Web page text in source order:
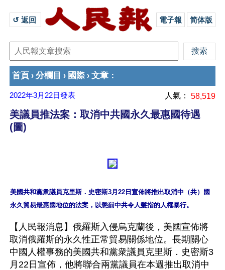
↺ 返回 電子報 简体版
首頁 › 分欄目 › 國際› 文章 ：
2022年3月22日發表 人氣： 58,519
美議員推法案：取消中共國永久最惠國待遇
(圖)
美國共和黨衆議員克里斯．史密斯3月22日宣佈將推出取消中（共）國
【人民報消息】俄羅斯入侵烏克蘭後，美國宣佈將
取消俄羅斯的永久性正常貿易關係地位。長期關心
中國人權事務的美國共和黨衆議員克里斯．史密斯3
月22日宣佈，他將聯合兩黨議員在本週推出取消中